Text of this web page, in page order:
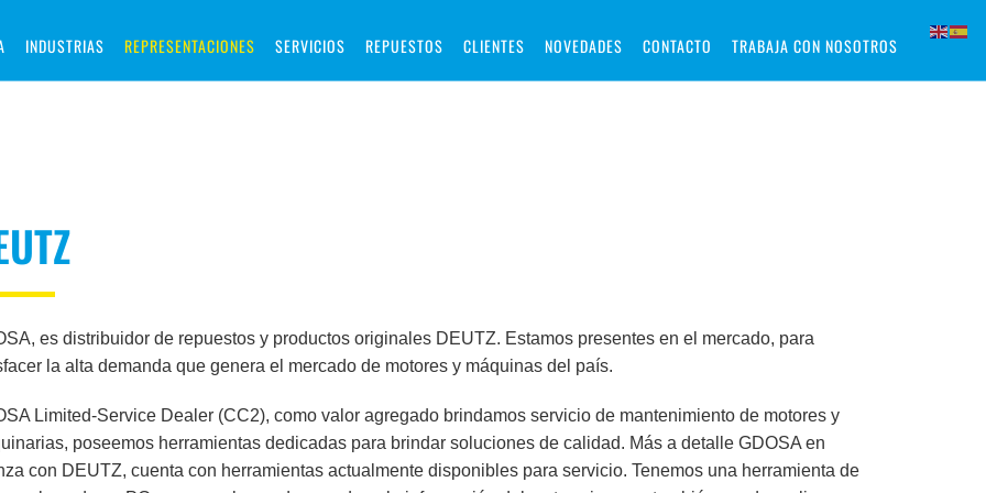
INDUSTRIAS REPRESENTACIONES SERVICIOS REPUESTOS CLIENTES NOVEDADES CONTACTO TRABAJA CON NOSOTROS
es distribuidor de repuestos y productos originales DEUTZ. Estamos presentes en el mercado, para
la alta demanda que genera el mercado de motores y máquinas del país.
Limited-Service Dealer (CC2), como valor agregado brindamos servicio de mantenimiento de motores y
poseemos herramientas dedicadas para brindar soluciones de calidad. Más a detalle GDOSA en
con DEUTZ, cuenta con herramientas actualmente disponibles para servicio. Tenemos una herramienta de